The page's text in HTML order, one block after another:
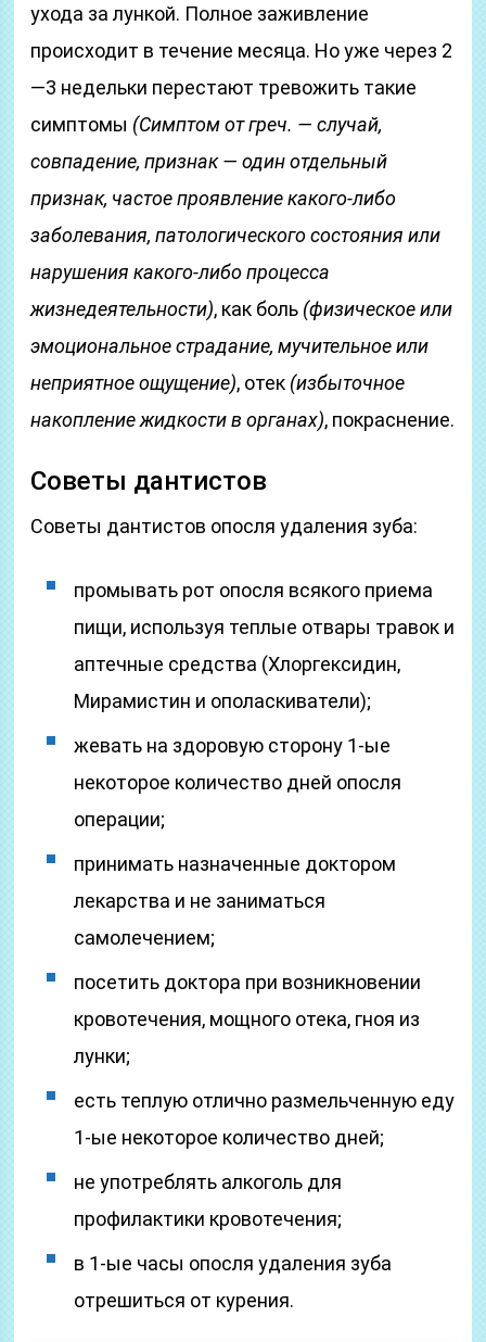
ухода за лункой. Полное заживление
происходит в течение месяца. Но уже через 2
—3 недельки перестают тревожить такие
симптомы (Симптом от греч. — случай,
совпадение, признак — один отдельный
признак, частое проявление какого-либо
заболевания, патологического состояния или
нарушения какого-либо процесса
жизнедеятельности), как боль (физическое или
эмоциональное страдание, мучительное или
неприятное ощущение), отек (избыточное
накопление жидкости в органах), покраснение.
Советы дантистов
Советы дантистов опосля удаления зуба:
промывать рот опосля всякого приема
пищи, используя теплые отвары травок и
аптечные средства (Хлоргексидин,
Мирамистин и ополаскиватели);
жевать на здоровую сторону 1-ые
некоторое количество дней опосля
операции;
принимать назначенные доктором
лекарства и не заниматься
самолечением;
посетить доктора при возникновении
кровотечения, мощного отека, гноя из
лунки;
есть теплую отлично размельченную еду
1-ые некоторое количество дней;
не употреблять алкоголь для
профилактики кровотечения;
в 1-ые часы опосля удаления зуба
отрешиться от курения.